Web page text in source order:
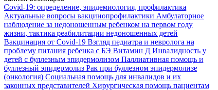
Covid-19: определение, эпидемиология, профилактика
Актуальные вопросы вакцинопрофилактики Амбулаторное
наблюдение за недоношенным ребенком на первом году
жизни, тактика реабилитации недоношенных детей
Вакцинация от Covid-19 Взгляд педиатра и невролога на
проблему питания ребенка с БЭ Витамин Д Инвалидность у
детей с буллезным эпидермолизом Паллиативная помощь и
буллезный эпидермолиз Рак при буллезном эпидермолизе
(онкология) Социальная помощь для инвалидов и их
законных представителей Хирургическая помощь пациентам